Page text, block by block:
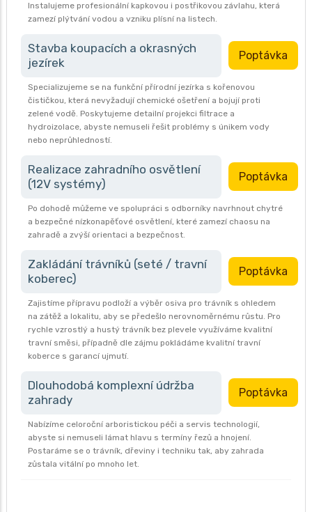
Instalujeme profesionální kapkovou i postřikovou závlahu, která
zamezí plýtvání vodou a vzniku plísní na listech.
Stavba koupacích a okrasných
jezírek
Poptávka
Specializujeme se na funkční přírodní jezírka s kořenovou
čističkou, která nevyžadují chemické ošetření a bojují proti
zelené vodě. Poskytujeme detailní projekci filtrace a
hydroizolace, abyste nemuseli řešit problémy s únikem vody
nebo neprůhledností.
Realizace zahradního osvětlení
(12V systémy)
Poptávka
Po dohodě můžeme ve spolupráci s odborníky navrhnout chytré
a bezpečné nízkonapěťové osvětlení, které zamezí chaosu na
zahradě a zvýší orientaci a bezpečnost.
Zakládání trávníků (seté / travní
koberec)
Poptávka
Zajistíme přípravu podloží a výběr osiva pro trávník s ohledem
na zátěž a lokalitu, aby se předešlo nerovnoměrnému růstu. Pro
rychle vzrostlý a hustý trávník bez plevele využíváme kvalitní
travní směsi, případně dle zájmu pokládáme kvalitní travní
koberce s garancí ujmutí.
Dlouhodobá komplexní údržba
zahrady
Poptávka
Nabízíme celoroční arboristickou péči a servis technologií,
abyste si nemuseli lámat hlavu s termíny řezů a hnojení.
Postaráme se o trávník, dřeviny i techniku tak, aby zahrada
zůstala vitální po mnoho let.